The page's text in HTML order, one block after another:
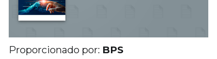
Proporcionado por: BPS